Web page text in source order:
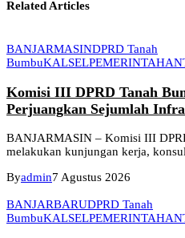
Related Articles
BANJARMASINDPRD Tanah
BumbuKALSELPEMERINTAHAN
Komisi III DPRD Tanah
Perjuangkan Sejumlah
BANJARMASIN – Komisi III
melakukan kunjungan kerja,
Byadmin7 Agustus 2026
BANJARBARUDPRD Tanah
BumbuKALSELPEMERINTAHAN